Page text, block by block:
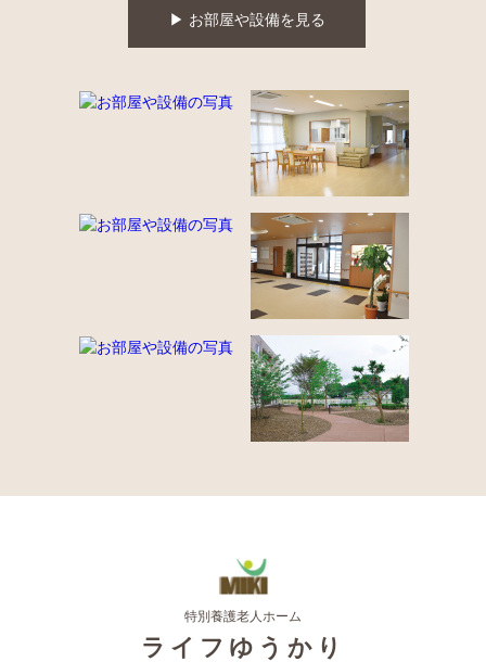
▶︎ お部屋や設備を見る
特別養護老人ホーム
ライフゆうかり